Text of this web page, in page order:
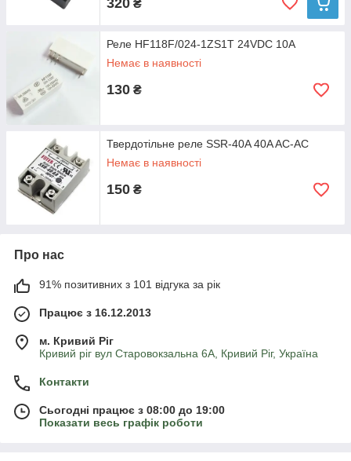
₴
Реле HF118F/024-1ZS1T 24VDC 10A
Немає в наявності
130 ₴
Твердотільне реле SSR-40A 40A AC-AC
Немає в наявності
150 ₴
Про нас
91% позитивних з 101 відгука за рік
Працює з 16.12.2013
м. Кривий Ріг
Кривий ріг вул Старовокзальна 6А, Кривий Ріг, Україна
Контакти
Сьогодні працює з 08:00 до 19:00
Показати весь графік роботи